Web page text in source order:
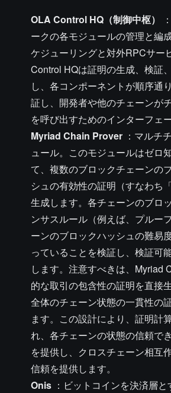
OLA Control HQ（制御中枢）
ークの各モジュールの管理と編
ケジューリングと対外RPCサー
Control HQは証明の生成、検証
し、各コンポーネントが順序通
証し、開発者や他のチェーンが
を呼び出すためのインターフェ
Myriad Chain Prover ：マルチ
ュール。このモジュールはゼロ
て、複数のブロックチェーンの
シュの有効性の証明（すなわち
生成します。各チェーンのブロ
ンサスルール（例えば、プルー
ーンのブロックハッシュの難易
っていることを検証し、検証可
します。注意すべきは、Myriad
的な取引の包含性の証明を直接
全体のチェーン状態の一貫性の
ます。この設計により、証明計
れ、各チェーンの状態の信頼で
を提供し、クロスチェーン相互
信頼を提供します。
Onis ：ビットコインを決済層